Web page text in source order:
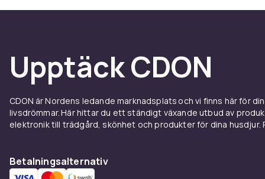
telefon och
lätta att
vårt utbud av
Upptäck CDON
CDON är Nordens ledande marknadsplats och vi finns här för
livsdrömmar. Här hittar du ett ständigt växande utbud av
elektronik till trädgård, skönhet och produkter för dina husdjur.
Betalningsalternativ